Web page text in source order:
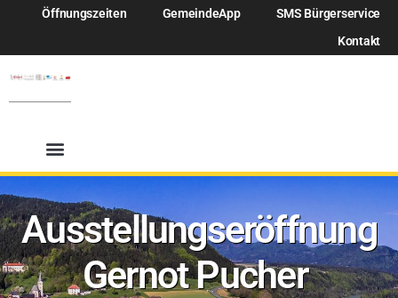
Öffnungszeiten GemeindeApp
SMS Bürgerservice
Kontakt
Ausstellungseröffnung
Gernot Pucher